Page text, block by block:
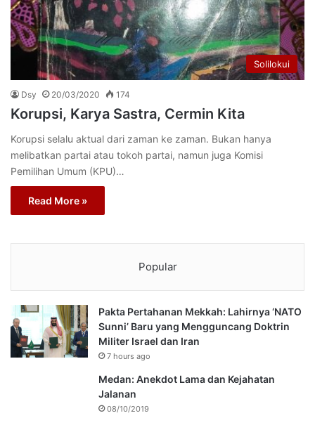
Solilokui
Dsy 20/03/2020 174
Korupsi, Karya Sastra, Cermin Kita
Korupsi selalu aktual dari zaman ke zaman. Bukan hanya
melibatkan partai atau tokoh partai, namun juga Komisi
Pemilihan Umum (KPU)…
Read More »
Popular
Pakta Pertahanan Mekkah: Lahirnya ‘NATO
Sunni’ Baru yang Mengguncang Doktrin
Militer Israel dan Iran
7 hours ago
Medan: Anekdot Lama dan Kejahatan
Jalanan
08/10/2019